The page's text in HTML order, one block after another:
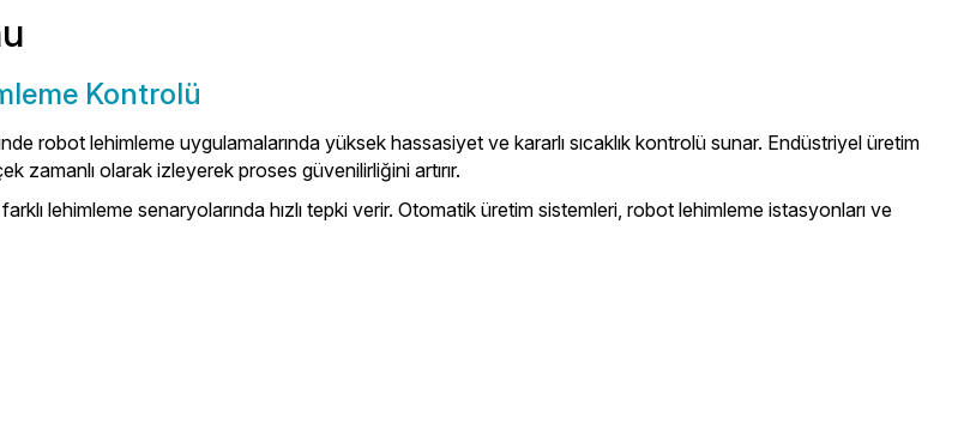
Kontrolü
robot lehimleme uygulamalarında yüksek hassasiyet ve kararlı sıcaklık kontrolü sunar. Endüstriyel üretim
zamanlı olarak izleyerek proses güvenilirliğini artırır.
lehimleme senaryolarında hızlı tepki verir. Otomatik üretim sistemleri, robot lehimleme istasyonları ve